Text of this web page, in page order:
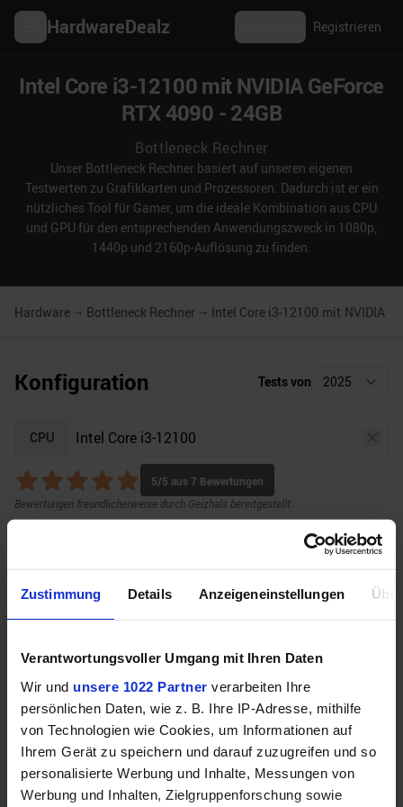
Zustimmung Details Anzeigeneinstellungen
Verantwortungsvoller Umgang mit Ihren Daten
Wir und unsere 1022 Partner verarbeiten Ihre
persönlichen Daten, wie z. B. Ihre IP-Adresse, mithilfe
von Technologien wie Cookies, um Informationen auf
Ihrem Gerät zu speichern und darauf zuzugreifen und so
personalisierte Werbung und Inhalte, Messungen von
Werbung und Inhalten, Zielgruppenforschung sowie
HardwareDealz Registrieren
Intel Core i3-12100 mit NVIDIA GeForce
RTX 4090 - 24GB
Bottleneck Rechner
Unser Bottleneck Rechner basiert auf unseren eigenen
Testwerten zu Grafikkarten und Prozessoren. Dadurch ist er ein
nützliches Tool für Gamer, um die ideale Kombination aus CPU
und GPU für den entsprechenden Anwendungszweck in 1080p,
1440p und 2160p-Auflösung zu finden.
Hardware Bottleneck Rechner Intel Core i3-12100 mit NVIDIA
Konfiguration Tests von
CPU
5/5 aus7 Bewertungen
Bewertungen freundlicherweise durch Geizhals bereitgestellt.
Auflösung Raytracing
Unser Bottleneck Rechner befindet sich aktuell in
der Beta-Phase! Bugs und Fehler gerne bei uns auf
demDiscord melden. Vielen Dank!